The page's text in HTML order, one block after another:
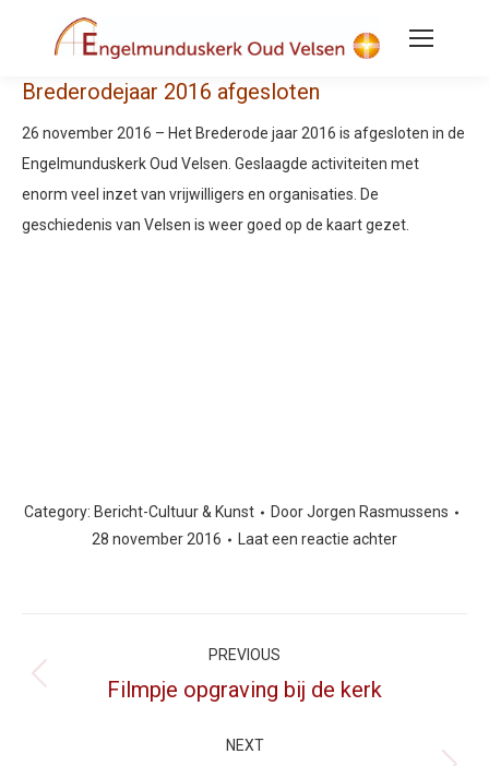
Brederodejaar 2016 afgesloten
26 november 2016 – Het Brederode jaar 2016 is afgesloten in de
Engelmunduskerk Oud Velsen. Geslaagde activiteiten met
enorm veel inzet van vrijwilligers en organisaties. De
geschiedenis van Velsen is weer goed op de kaart gezet.
Category: Bericht-Cultuur & Kunst DoorJorgen Rasmussens
28 november 2016
Laat een reactie achter
PREVIOUS
Previous
Filmpje opgraving bij de kerk
NEXT